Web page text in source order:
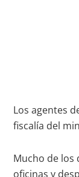
Los agentes
fiscalía del
Mucho de los
oficinas y